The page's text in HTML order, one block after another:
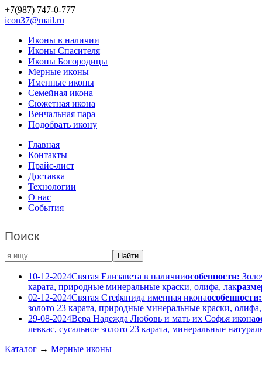
+7(987) 747-0-777
icon37@mail.ru
Иконы в наличии
Иконы Спасителя
Иконы Богородицы
Мерные иконы
Именные иконы
Семейная икона
Сюжетная икона
Венчальная пара
Подобрать икону
Главная
Контакты
Прайс-лист
Доставка
Технологии
О нас
События
Поиск
10-12-2024Святая Елизавета в наличииособенности:
карата, природные минеральные краски, олифа, лак
02-12-2024Святая Стефанида именная иконаособенности:
золото 23 карата, природные минеральные краски,
29-08-2024Вера Надежда Любовь и мать их Софья икона
левкас, сусальное золото 23 карата, минеральные
Каталог → Мерные иконы